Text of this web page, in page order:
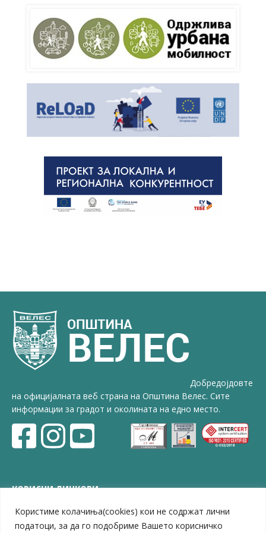
Користиме колачиња(cookies) кои не содржат лични
податоци, за да го подобриме Вашето корисничко
Добредојдовте
на официјалната веб страна на Општина Велес. Сите
информации за градот и околината на едно место.
КОРИСНИ ЛИНКОВИ
ЗЕЛС – Заедница на единиците на локална самоуправа
Центар за развој на Вардарски плански регион